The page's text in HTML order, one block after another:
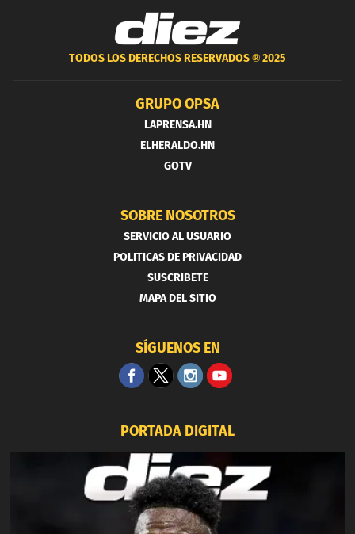
TODOS LOS DERECHOS RESERVADOS ®2025
GRUPO OPSA
LAPRENSA.HN
ELHERALDO.HN
GOTV
SOBRE NOSOTROS
SERVICIO AL USUARIO
POLITICAS DE PRIVACIDAD
SUSCRIBETE
MAPA DEL SITIO
SÍGUENOS EN
PORTADA DIGITAL